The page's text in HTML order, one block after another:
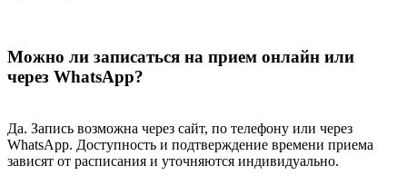
Можно ли записаться на прием онлайн или
через WhatsApp?
Да. Запись возможна через сайт, по телефону или через
WhatsApp. Доступность и подтверждение времени приема
зависят от расписания и уточняются индивидуально.